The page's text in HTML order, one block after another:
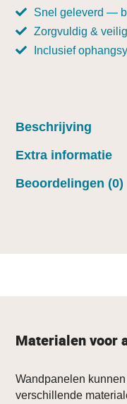
Snel geleverd —
Zorgvuldig &
Inclusief
Beschrijving
Extra informatie
Beoordelingen (0)
Materialen voor
Wandpanelen
verschillende